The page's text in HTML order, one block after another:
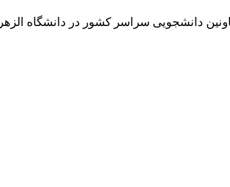
دانشجویی سراسر کشور در دانشگاه الزهرا